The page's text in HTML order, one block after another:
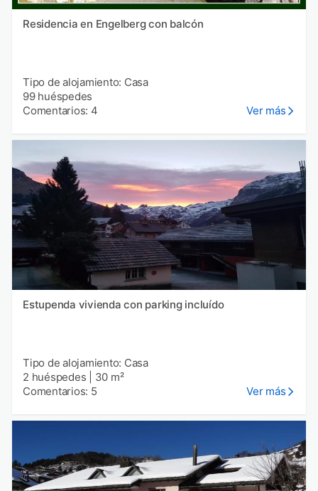
Residencia en Engelberg con balcón
Tipo de alojamiento: Casa
99 huéspedes
Comentarios: 4
Ver más
Estupenda vivienda con parking incluído
Tipo de alojamiento: Casa
2 huéspedes
30 m²
Comentarios: 5
Ver más